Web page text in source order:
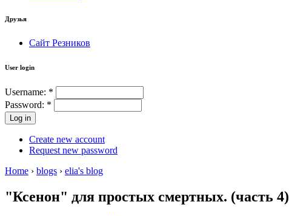
Друзья
Сайт Резников
User login
Username: *
Password: *
Create new account
Request new password
Home › blogs › elia's blog
"Ксенон" для простых смертных. (часть 4)